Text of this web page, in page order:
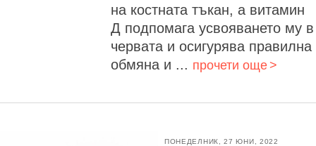
на костната тъкан, а витамин
Д подпомага усвояването му в
червата и осигурява правилна
обмяна и ... прочети още
ПОНЕДЕЛНИК, 27 ЮНИ, 2022